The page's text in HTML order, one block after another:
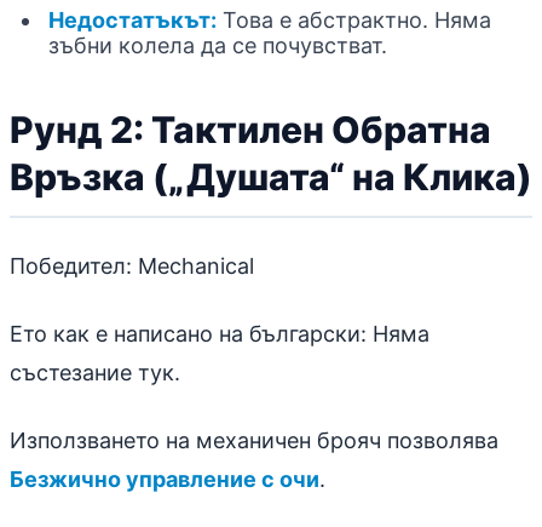
Недостатъкът: Това е абстрактно. Няма
зъбни колела да се почувстват.
Рунд 2: Тактилен Обратна
Връзка („Душата“ на Клика)
Победител: Mechanical
Ето как е написано на български: Няма
състезание тук.
Използването на механичен брояч позволява
Безжично управление с очи.